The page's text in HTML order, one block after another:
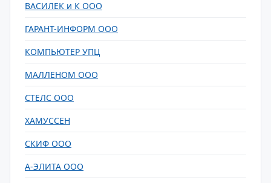
ВАСИЛЕК и К ООО
ГАРАНТ-ИНФОРМ ООО
КОМПЬЮТЕР УПЦ
МАЛЛЕНОМ ООО
СТЕЛС ООО
ХАМУССЕН
СКИФ ООО
А-ЭЛИТА ООО